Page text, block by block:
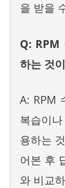
을 받을
Q: RPM
하는 것
A: RPM
복습이
용하는
어본 후
와 비교